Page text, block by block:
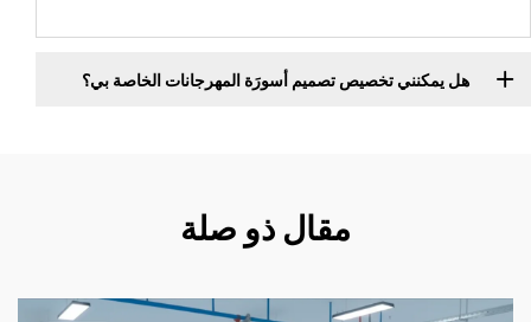
هل يمكنني تخصيص تصميم أسورَة المهرجانات الخاصة بي؟
مقال ذو صلة